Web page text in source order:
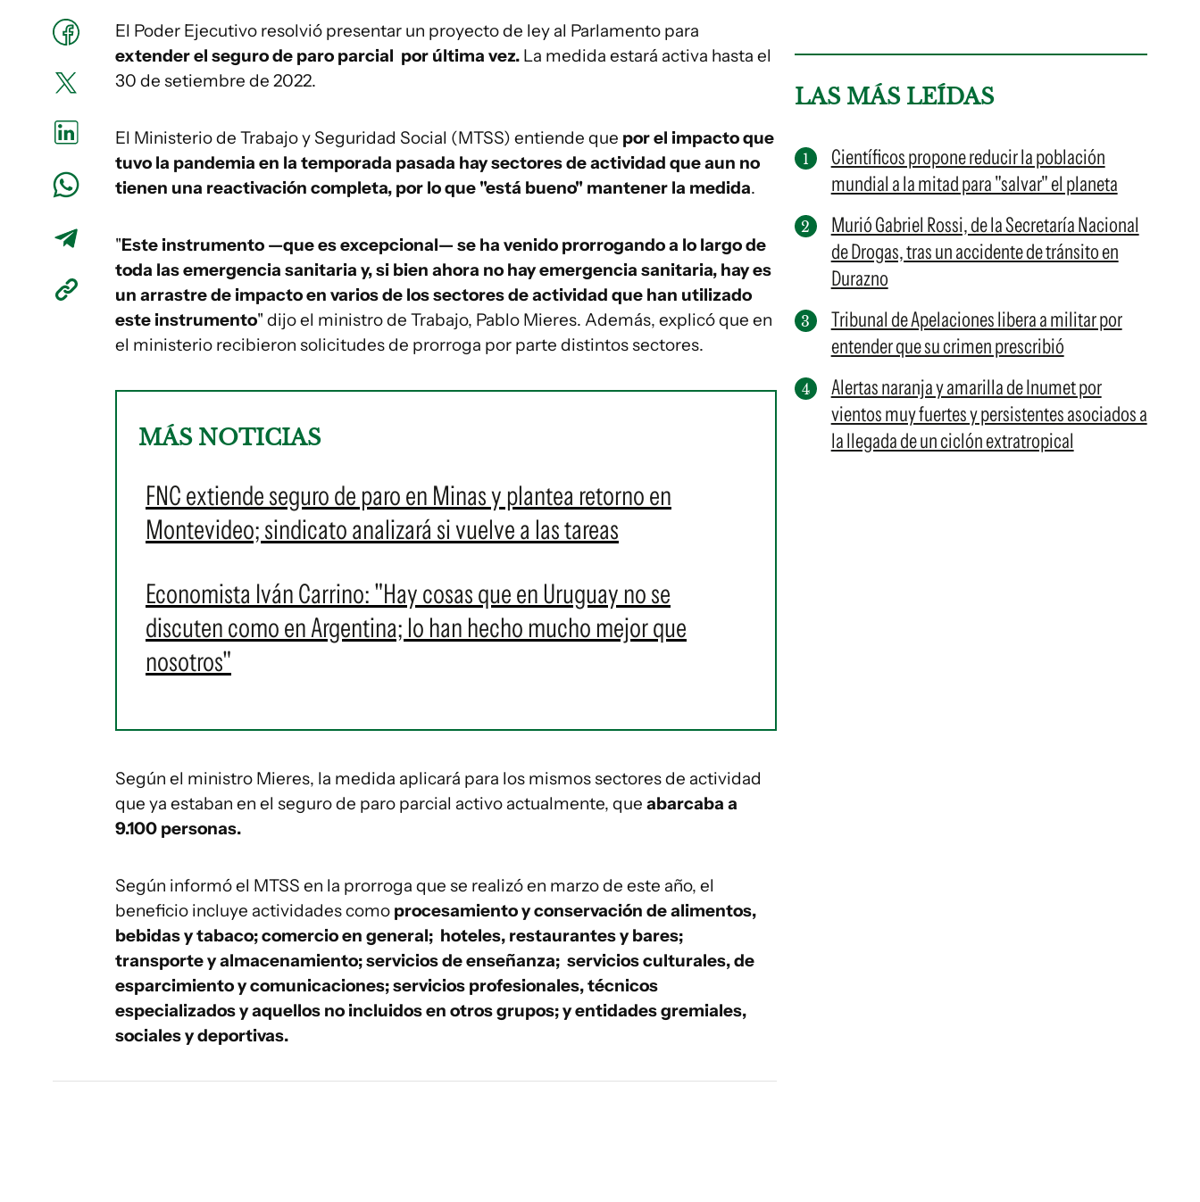
El Poder Ejecutivo resolvió presentar un proyecto de ley al Parlamento para
extender el seguro de paro parcial por última vez. La medida estará activa hasta el
30 de setiembre de 2022.
El Ministerio de Trabajo y Seguridad Social (MTSS) entiende que por el impacto que
tuvo la pandemia en la temporada pasada hay sectores de actividad que aun no
tienen una reactivación completa, por lo que "está bueno" mantener la medida.
"Este instrumento —que es excepcional— se ha venido prorrogando a lo largo de
toda las emergencia sanitaria y, si bien ahora no hay emergencia sanitaria, hay es
un arrastre de impacto en varios de los sectores de actividad que han utilizado
este instrumento" dijo el ministro de Trabajo, Pablo Mieres. Además, explicó que en
el ministerio recibieron solicitudes de prorroga por parte distintos sectores.
MÁS NOTICIAS
FNC extiende seguro de paro en Minas y plantea retorno en
Montevideo; sindicato analizará si vuelve a las tareas
Economista Iván Carrino: "Hay cosas que en Uruguay no se
discuten como en Argentina; lo han hecho mucho mejor que
nosotros"
Según el ministro Mieres, la medida aplicará para los mismos sectores de actividad
que ya estaban en el seguro de paro parcial activo actualmente, que abarcaba a
9.100 personas.
Según informó el MTSS en la prorroga que se realizó en marzo de este año, el
beneficio incluye actividades como procesamiento y conservación de alimentos,
bebidas y tabaco; comercio en general; hoteles, restaurantes y bares;
transporte y almacenamiento; servicios de enseñanza; servicios culturales, de
esparcimiento y comunicaciones; servicios profesionales, técnicos
especializados y aquellos no incluidos en otros grupos; y entidades gremiales,
sociales y deportivas.
LAS MÁS LEÍDAS
Científicos propone reducir la población
mundial a la mitad para "salvar" el planeta
Murió Gabriel Rossi, de la Secretaría Nacional
de Drogas, tras un accidente de tránsito en
Durazno
Tribunal de Apelaciones libera a militar por
entender que su crimen prescribió
Alertas naranja y amarilla de Inumet por
vientos muy fuertes y persistentes asociados a
la llegada de un ciclón extratropical